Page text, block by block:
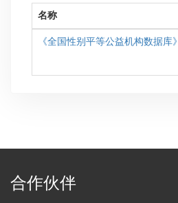
名称
《全国性别平等公益机构数据库》
合作伙伴